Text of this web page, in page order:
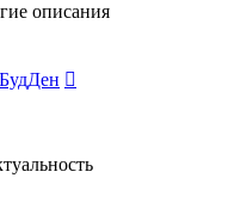
описания
БудДен